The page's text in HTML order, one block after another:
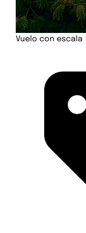
Vuelo con escala